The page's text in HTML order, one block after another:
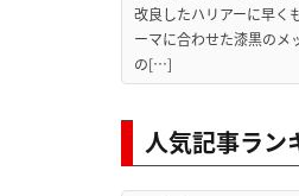
改良したハリアーに早く
ーマに合わせた漆黒のメ
の[…]
人気記事ラン